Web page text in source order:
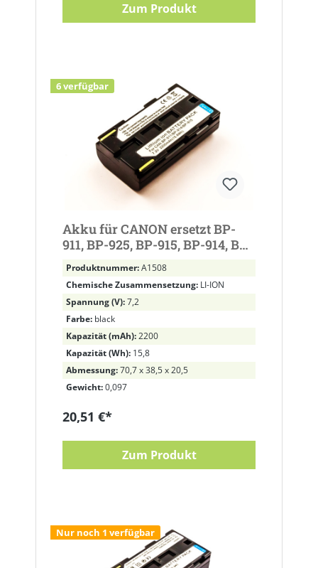
Zum Produkt
6 verfügbar
Akku für CANON ersetzt BP-
911, BP-925, BP-915, BP-914, BP-
911K
Produktnummer:A1508
Chemische Zusammensetzung: LI-ION
Spannung (V):7,2
Farbe: black
Kapazität (mAh):2200
Kapazität (Wh): 15,8
Abmessung:70,7 x 38,5 x 20,5
Gewicht:0,097
20,51 €*
Zum Produkt
Nur noch 1 verfügbar